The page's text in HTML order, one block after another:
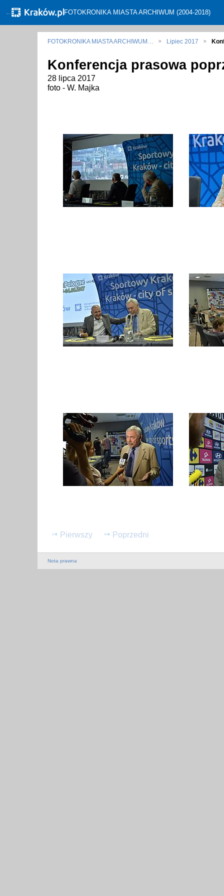
← FOTOKRONIKA MIASTA ARCHIWUM (2004-2018)
FOTOKRONIKA MIASTA ARCHIWUM… Lipiec 2017
Konferencja prasowa
28 lipca 2017
foto - W. Majka
Pierwszy Poprzedni
Nota prawna